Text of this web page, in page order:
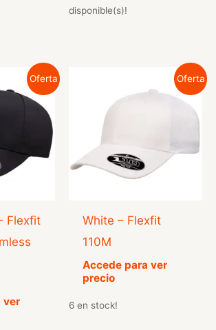
disponible(s)!
Oferta
Flexfit
ver
Oferta
White – Flexfit
110M
Accede para ver
precio
6 en stock!